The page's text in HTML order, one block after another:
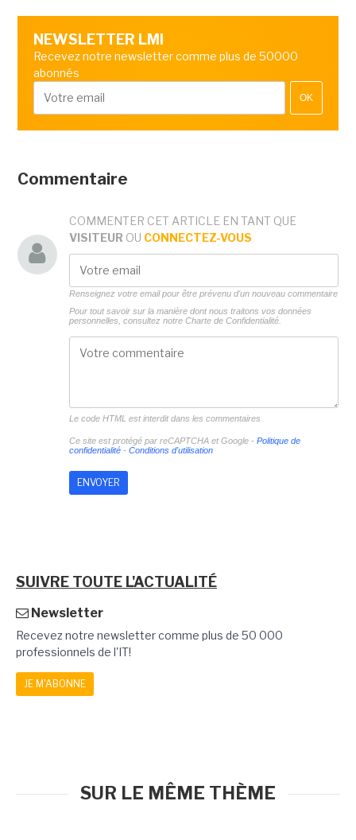
NEWSLETTER LMI
Recevez notre newsletter comme plus de 50000
abonnés
OK
Commentaire
COMMENTER CET ARTICLE EN TANT QUE
VISITEUR OU CONNECTEZ-VOUS
Renseignez votre email pour être prévenu d'un nouveau commentaire
Pour tout savoir sur la manière dont nous traitons vos données
personnelles, consultez notre Charte de Confidentialité.
Le code HTML est interdit dans les commentaires
Ce site est protégé par reCAPTCHA et Google - Politique de
confidentialité- Conditions d'utilisation
SUIVRE TOUTE L'ACTUALITÉ
Newsletter
Recevez notre newsletter comme plus de 50 000
professionnels de l'IT!
JE M'ABONNE
SUR LE MÊME THÈME